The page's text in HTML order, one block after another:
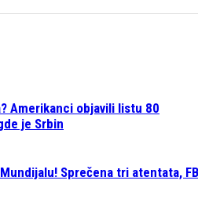
Amerikanci objavili listu 80
je Srbin
Sprečena tri atentata,